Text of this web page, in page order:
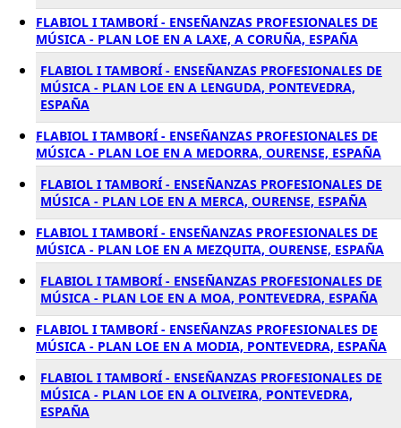
FLABIOL I TAMBORÍ - ENSEÑANZAS PROFESIONALES DE
MÚSICA - PLAN LOE EN A LAXE, A CORUÑA, ESPAÑA
FLABIOL I TAMBORÍ - ENSEÑANZAS PROFESIONALES DE
MÚSICA - PLAN LOE EN A LENGUDA, PONTEVEDRA,
ESPAÑA
FLABIOL I TAMBORÍ - ENSEÑANZAS PROFESIONALES DE
MÚSICA - PLAN LOE EN A MEDORRA, OURENSE, ESPAÑA
FLABIOL I TAMBORÍ - ENSEÑANZAS PROFESIONALES DE
MÚSICA - PLAN LOE EN A MERCA, OURENSE, ESPAÑA
FLABIOL I TAMBORÍ - ENSEÑANZAS PROFESIONALES DE
MÚSICA - PLAN LOE EN A MEZQUITA, OURENSE, ESPAÑA
FLABIOL I TAMBORÍ - ENSEÑANZAS PROFESIONALES DE
MÚSICA - PLAN LOE EN A MOA, PONTEVEDRA, ESPAÑA
FLABIOL I TAMBORÍ - ENSEÑANZAS PROFESIONALES DE
MÚSICA - PLAN LOE EN A MODIA, PONTEVEDRA, ESPAÑA
FLABIOL I TAMBORÍ - ENSEÑANZAS PROFESIONALES DE
MÚSICA - PLAN LOE EN A OLIVEIRA, PONTEVEDRA,
ESPAÑA